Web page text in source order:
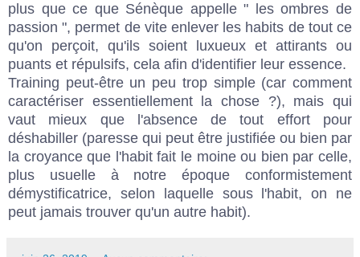
plus quece que Sénèque appelle " les ombres de
passion ", permet de vite enlever les habits de tout ce
qu'on perçoit, qu'ils soient luxueux et attirants ou
puants et répulsifs, cela afin d'identifier leur essence.
Training peut-être un peu trop simple (car comment
caractériser essentiellement la chose ?), mais qui
vaut mieux que l'absence de tout effort pour
déshabiller (paresse qui peut être justifiée ou bien par
la croyance que l'habit fait le moine ou bien par celle,
plus usuelle à notre époque conformistement
démystificatrice, selon laquelle sous l'habit, on ne
peut jamais trouver qu'un autre habit).